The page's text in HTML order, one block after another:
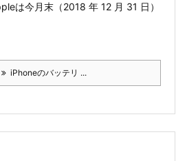
は今月末（2018 年 12 月 31 日）
iPhoneのバッテリ ...